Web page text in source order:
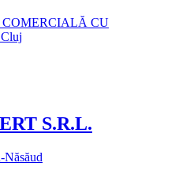
COMERCIALĂ CU
Cluj
S.R.L.
Năsăud